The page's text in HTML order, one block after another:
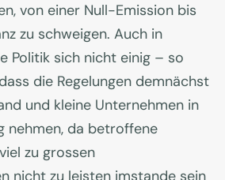
von einer Null-Emission bis
zu schweigen. Auch in
Politik sich nicht einig – so
die Regelungen demnächst
und kleine Unternehmen in
nehmen, da betroffene
zu grossen